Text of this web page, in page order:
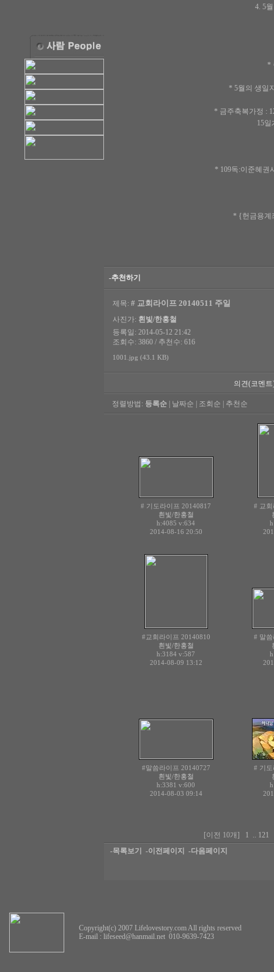
4. 5
*
* 5월의 생일
* 금주축복가정 :
15일木-이
* 109독:이준혜권
* {헌금용계
-추천하기
제목: # 교회라이프 20140511 주일
사진가: 흰빛/한홍철
등록일: 2014-05-12 21:42
조회수: 3860 / 추천수: 616
1001.jpg (43.1 KB)
의견(코멘
정렬방법: 등록순 날짜순 조회순 추천순
# 기도라이프 20140817
흰빛/한홍철
h:4085 v:634
2014-08-16 20:50
# 교
#교회라이프 20140810
흰빛/한홍철
h:3184 v:587
2014-08-09 13:12
# 말
#말씀라이프 20140727
흰빛/한홍철
h:3381 v:600
2014-08-03 09:14
# 기
[이전 10개] 1 .. 121
-목록보기
-이전페이지 -다음페이지
Copyright(c) 2007 Lifelovestory.com All rights reserved
E-mail : lifeseed@hanmail.net 010-9639-7423